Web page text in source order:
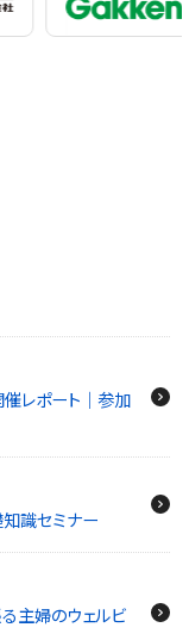
催レポート｜参加
知識セミナー
主婦のウェルビ